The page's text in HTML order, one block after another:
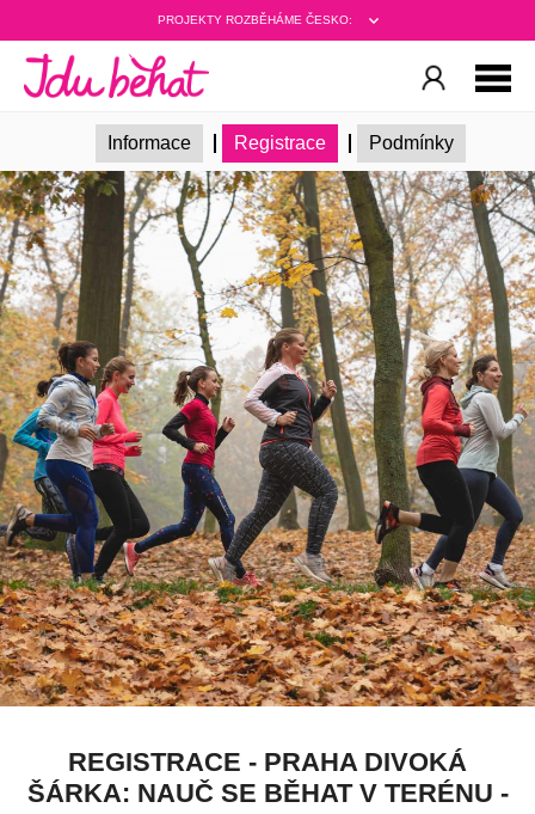
PROJEKTY ROZBĚHÁME ČESKO:
Informace Registrace Podmínky
REGISTRACE - PRAHA DIVOKÁ
ŠÁRKA: NAUČ SE BĚHAT V TERÉNU -